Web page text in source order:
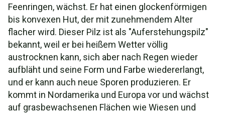
Rezept: Feenring-Kekse
Rezept: Feenring-Pilz-Nudelsoße
Das Rezept: Feenring-Pilz-Risotto
Taxonomie und Etymologie
Synonyme und Varietäten
Feenringen, wächst. Er hat einen glockenförmigen
bis konvexen Hut, der mit zunehmendem Alter
flacher wird. Dieser Pilz ist als "Auferstehungspilz"
bekannt, weil er bei heißem Wetter völlig
austrocknen kann, sich aber nach Regen wieder
aufbläht und seine Form und Farbe wiedererlangt,
und er kann auch neue Sporen produzieren. Er
kommt in Nordamerika und Europa vor und wächst
auf grasbewachsenen Flächen wie Wiesen und